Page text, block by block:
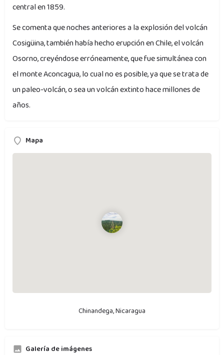
central en 1859.
Se comenta que noches anteriores a la explosión del volcán
Cosigüina, también había hecho erupción en Chile, el volcán
Osorno, creyéndose erróneamente, que fue simultánea con
el monte Aconcagua, lo cual no es posible, ya que se trata de
un paleo-volcán, o sea un volcán extinto hace millones de
años.
Mapa
Chinandega, Nicaragua
Galería de imágenes